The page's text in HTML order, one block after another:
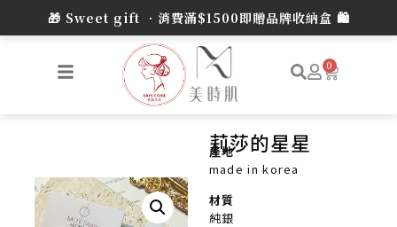
0
莉莎的星星
產地
made in korea
材質
純銀